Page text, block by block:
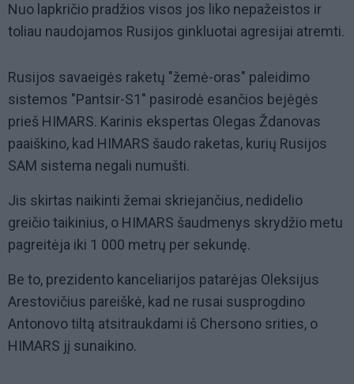
Nuo lapkričio pradžios visos jos liko nepažeistos ir
toliau naudojamos Rusijos ginkluotai agresijai atremti.
Rusijos savaeigės raketų "žemė-oras" paleidimo
sistemos "Pantsir-S1" pasirodė esančios bejėgės
prieš HIMARS. Karinis ekspertas Olegas Ždanovas
paaiškino, kad HIMARS šaudo raketas, kurių Rusijos
SAM sistema negali numušti.
Jis skirtas naikinti žemai skriejančius, nedidelio
greičio taikinius, o HIMARS šaudmenys skrydžio metu
pagreitėja iki 1 000 metrų per sekundę.
Be to, prezidento kanceliarijos patarėjas Oleksijus
Arestovičius pareiškė, kad ne rusai susprogdino
Antonovo tiltą atsitraukdami iš Chersono srities, o
HIMARS jį sunaikino.